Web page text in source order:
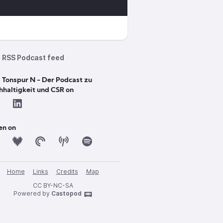
RSS Podcast feed
Tonspur N - Der Podcast zu
und CSR on
on
Home Links Credits
Map
CC BY-NC-SA
Powered by Castopod